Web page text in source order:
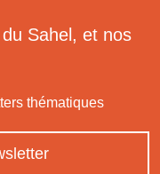
Sahel, et nos
thématiques